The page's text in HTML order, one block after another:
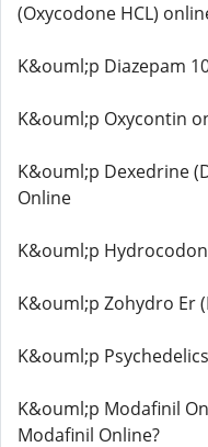
(Oxycodone HCL)
K&ouml;p Diazepam
K&ouml;p Oxycontin
K&ouml;p Dexedrine
Online
K&ouml;p
K&ouml;p Zohydro Er
K&ouml;p
K&ouml;p Modafinil
Modafinil Online?